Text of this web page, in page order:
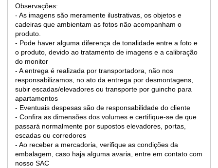
Observações:
- As imagens são meramente ilustrativas, os objetos e
cadeiras que ambientam as fotos não acompanham o
produto.
- Pode haver alguma diferença de tonalidade entre a foto e
o produto, devido ao tratamento de imagens e a calibração
do monitor
- A entrega é realizada por transportadora, não nos
responsabilizamos, no ato da entrega por desmontagens,
subir escadas/elevadores ou transporte por guincho para
apartamentos
- Eventuais despesas são de responsabilidade do cliente
- Confira as dimensões dos volumes e certifique-se de que
passará normalmente por supostos elevadores, portas,
escadas ou corredores
- Ao receber a mercadoria, verifique as condições da
embalagem, caso haja alguma avaria, entre em contato com
nosso SAC